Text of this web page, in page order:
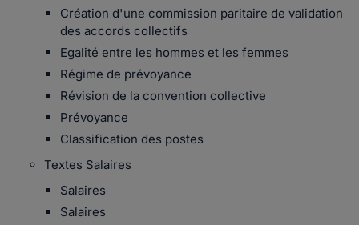
Création d'une commission paritaire de validation
des accords collectifs
Egalité entre les hommes et les femmes
Régime de prévoyance
Révision de la convention collective
Prévoyance
Classification des postes
Textes Salaires
Salaires
Salaires